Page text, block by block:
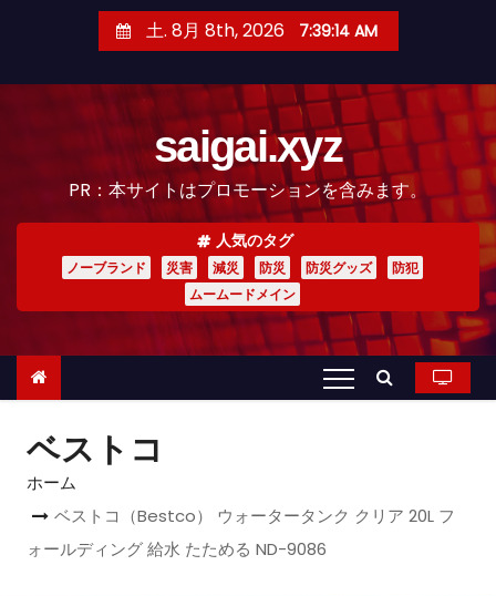
土. 8月 8th, 2026 7:39:15 AM
saigai.xyz
PR：本サイトはプロモーションを含みます。
人気のタグ
ノーブランド 災害 減災 防災 防災グッズ
防犯
ムームードメイン
ベストコ
ホーム
ベストコ（Bestco） ウォータータンク クリア 20L フ
ォールディング 給水 たためる ND-9086